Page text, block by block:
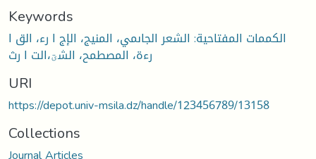
Keywords
الكممات المفتاحية: الشعر الجاىمي، المنيج، الإج ا رء، الق ا
رءة، المصطمح، الشؾ،الت ا رث
URI
https://depot.univ-msila.dz/handle/123456789/13158
Collections